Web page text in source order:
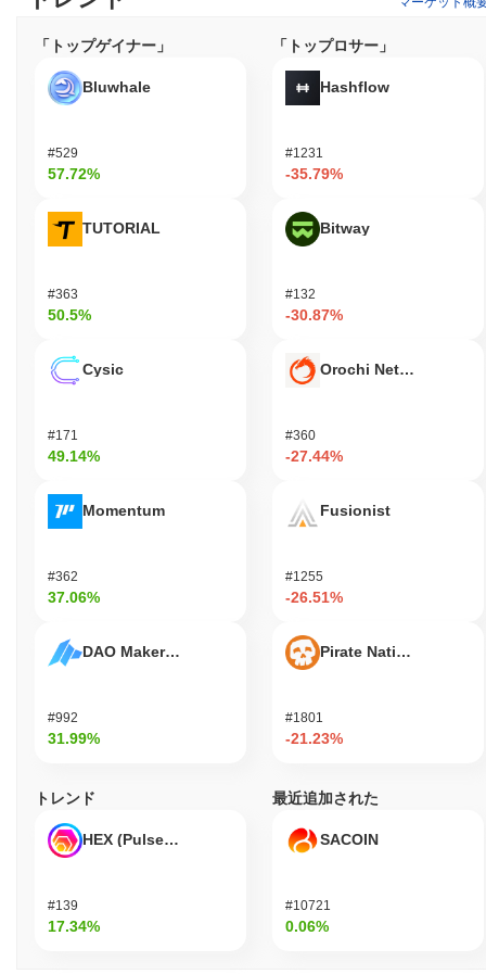
Schlomo by Virtualsは、ユーザーと開発者の両方にとって堅牢な
関与を向上させることを目指しています。
Rabbi Schlomo by Virtualsは、2023年9月に発表された最近の更
ます。プロジェクトは、さまざまな分散型アプリケーションとの
統合を通じてエコシステムを強化し、ユーザーベースを拡大する
パートナーシップを確保し、取引量と市場での存在感を高めてい
ます。 開発努力は継続中で、チームは機能性とユーザー体験を改
ーシャルメディア上でも存在感を維持しており、コミュニティと
交流し、ガバナンス提案や今後の機能に関する更新を提供してい
メントを示しています。
いるのか？
Rabbi Schlomo by Virtualsは、文化的および精神的要素をブロッ
ィメンバーのために設計されています。彼らは、自分の価値観や
信念を反映したユニークなデジタル資産と関与することができま
するために、ユーザーフレンドリーなウォレットやコミュニティ
関与プラットフォームなどのツールとリソースを提供します。 開
ツを提供したりするためにプラットフォームを活用できます。こ
の関与は、参加者がプロジェクトの方向性に影響を与えるガバナ
な貢献を含む場合があります。全体として、プロジェクトは、精
り出すことを目指しています。
Rabbi Schlomo by Virtualsは、プルーフ・オブ・ステーク
「トップゲイナー」
Bluwhale
#529
57.72%
TUTORIAL
#363
50.5%
Cysic
#171
49.14%
Momentum
#362
37.06%
DAO Maker Token
#992
31.99%
「トップロサー」
Hashflow
#1231
-35.79%
Bitway
#132
-30.87%
Orochi Network
#360
-27.44%
Fusionist
#1255
-26.51%
Pirate Nation Token
#1801
-21.23%
トレンド
HEX (Pulsechain)
#139
17.34%
最近追加された
SACOIN
#10721
0.06%